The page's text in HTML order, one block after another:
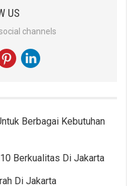
US
channels
Berbagai Kebutuhan
Berkualitas Di Jakarta
Di Jakarta